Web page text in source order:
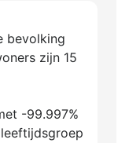
bevolking
zijn 15
-99.997%